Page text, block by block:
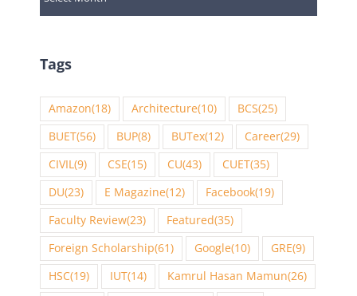
Tags
Amazon(18) Architecture(10) BCS(25)
BUET(56) BUP(8) BUTex(12) Career(29)
CIVIL(9) CSE(15) CU(43) CUET(35)
DU(23) E Magazine(12) Facebook(19)
Faculty Review(23) Featured(35)
Foreign Scholarship(61) Google(10) GRE(9)
HSC(19) IUT(14) Kamrul Hasan Mamun(26)